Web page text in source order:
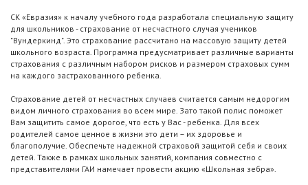
СК «Евразия» к началу учебного года разработала специальную защиту
для школьников - страхование от несчастного случая учеников
"Вундеркинд". Это страхование рассчитано на массовую защиту детей
школьного возраста. Программа предусматривает различные варианты
страхования с различным набором рисков и размером страховых сумм
на каждого застрахованного ребенка.
Страхование детей от несчастных случаев считается самым недорогим
видом личного страхования во всем мире. Зато такой полис поможет
Вам защитить самое дорогое, что есть у Вас - ребенка. Для всех
родителей самое ценное в жизни это дети – их здоровье и
благополучие. Обеспечьте надежной страховой защитой себя и своих
детей. Также в рамках школьных занятий, компания совместно с
представителями ГАИ намечает провести акцию «Школьная зебра».